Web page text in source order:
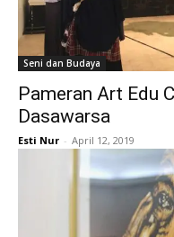
Seni dan Budaya
Pameran Art Edu
Dasawarsa
Esti Nur - April 12, 2019